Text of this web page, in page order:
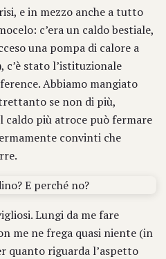
e in mezzo anche a tutto
c’era un caldo bestiale,
una pompa di calore a
stato l’istituzionale
Abbiamo mangiato
se non di più,
caldo più atroce può fermare
convinti che
Lungi da me fare
me ne frega quasi niente (in
quanto riguarda l’aspetto